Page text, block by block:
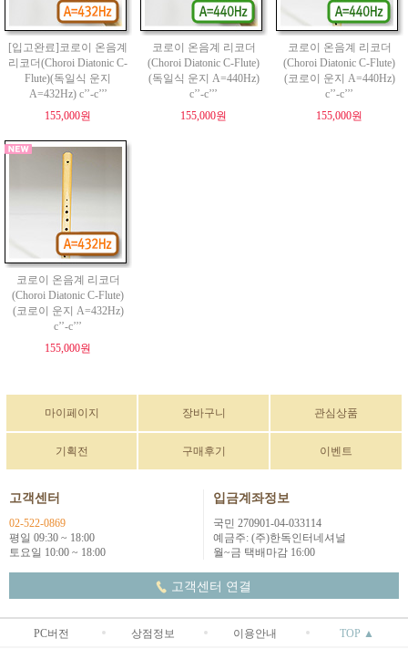
[입고완료]코로이 온음계
리코더(Choroi Diatonic C-
Flute)(독일식 운지
A=432Hz) c’’-c’’’
155,000원
코로이 온음계 리코더
(Choroi Diatonic C-Flute)
(독일식 운지 A=440Hz)
c’’-c’’’
155,000원
코로이 온음계 리코더
(Choroi Diatonic C-Flute)
(코로이 운지 A=440Hz)
c’’-c’’’
155,000원
코로이 온음계 리코더
(Choroi Diatonic C-Flute)
(코로이 운지 A=432Hz)
c’’-c’’’
155,000원
마이페이지 장바구니 관심상품
기획전 구매후기 이벤트
고객센터
02-522-0869
평일 09:30 ~ 18:00
토요일 10:00 ~ 18:00
입금계좌정보
국민 270901-04-033114
예금주: (주)한독인터네셔널
월~금 택배마감 16:00
고객센터 연결
PC버전 상점정보 이용안내 TOP ▲